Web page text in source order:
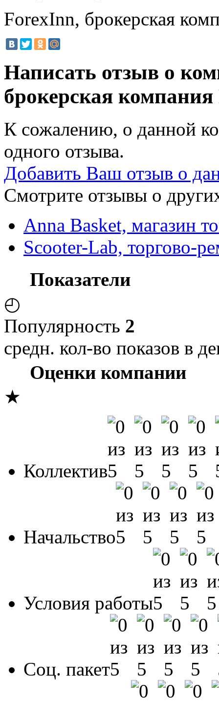
ForexInn, брокерская
Написать отзыв о
брокерская компания
К сожалению, о данной
одного отзыва.
Добавить Ваш отзыв о
Смотрите отзывы о
Anna Basket, магазин
Scooter-Lab, торгово-
Показатели
◴
Популярность 2
средн. кол-во показов в
Оценки компании
★
Коллектив
Начальство
Условия работы
Соц. пакет